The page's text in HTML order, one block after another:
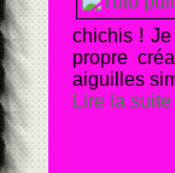
chichis !
propre
aiguilles
Lire la suite